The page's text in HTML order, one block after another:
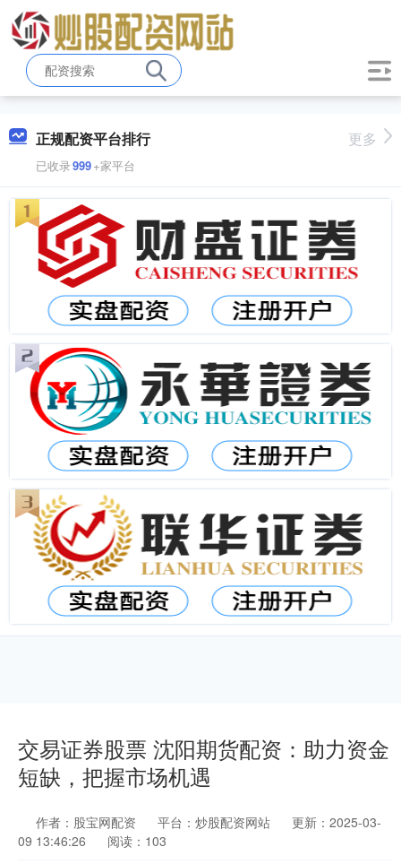
正规配资平台排行
已收录999+家平台
更多
交易证券股票 沈阳期货配资：助力资金
短缺，把握市场机遇
作者：股宝网配资 平台：炒股配资网站
更新：2025-03-
09 13:46:26
阅读：103